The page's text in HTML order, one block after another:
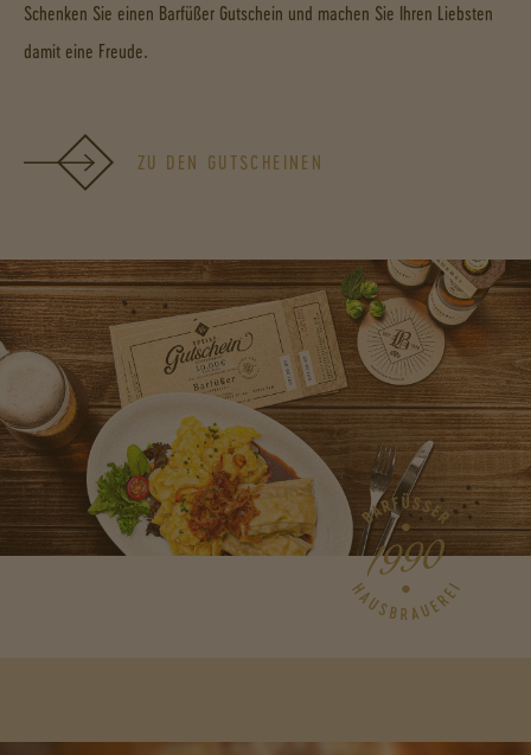
Schenken Sie einen Barfüßer Gutschein und machen Sie Ihren Liebsten
damit eine Freude.
ZU DEN GUTSCHEINEN